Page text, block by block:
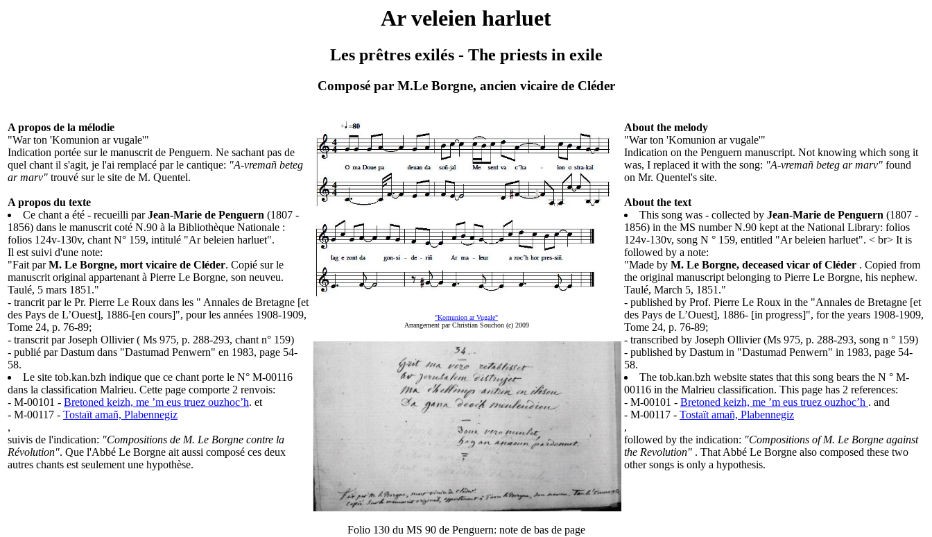
Ar veleien harluet
Les prêtres exilés - The priests in exile
Composé par M.Le Borgne, ancien vicaire de Cléder
A propos de la mélodie
"War ton 'Komunion ar vugale'"
Indication portée sur le manuscrit de Penguern. Ne sachant pas de
quel chant il s'agit, je l'ai remplacé par le cantique: "A-vremañ beteg
ar marv" trouvé sur le site de M. Quentel.
A propos du texte
Ce chant a été - recueilli parJean-Marie de Penguern (1807 -
1856) dans le manuscrit coté N.90 à la Bibliothèque Nationale :
folios 124v-130v, chant N° 159, intitulé "Ar beleien harluet".
Il est suivi d'une note:
"Fait parM. Le Borgne, mort vicaire de Cléder. Copié sur le
manuscrit original appartenant à Pierre Le Borgne, son neuveu.
Taulé, 5 mars 1851."
- trancrit par le Pr. Pierre Le Roux dans les " Annales de Bretagne [et
des Pays de L’Ouest], 1886-[en cours]", pour les années 1908-1909,
Tome 24, p. 76-89;
- transcrit par Joseph Ollivier ( Ms 975, p. 288-293, chant n° 159)
- publié par Dastum dans "Dastumad Penwern" en 1983, page 54-
58.
Le site tob.kan.bzh indique que ce chant porte le N° M-00116
dans la classification Malrieu. Cette page comporte 2 renvois:
- M-00101 - Bretoned keizh, me ’m eus truez ouzhoc’h. et
- M-00117 - Tostaït amañ, Plabennegiz
,
suivis de l'indication: "Compositions de M. Le Borgne contre la
Révolution". Que l'Abbé Le Borgne ait aussi composé ces deux
autres chants est seulement une hypothèse.
"Komunion ar Vugale"
Arrangement par Christian Souchon (c) 2009
Folio 130 du MS 90 de Penguern: note de bas de page
About the melody
"War ton 'Komunion ar vugale'"
Indication on the Penguern manuscript. Not knowing which song it
was, I replaced it with the song: "A-vremañ beteg ar marv" found
on Mr. Quentel's site.
About the text
This song was - collected by Jean-Marie de Penguern (1807 -
1856) in the MS number N.90 kept at the National Library: folios
124v-130v, song N ° 159, entitled "Ar beleien harluet". < br> It is
followed by a note:
"Made by M. Le Borgne, deceased vicar of Cléder . Copied from
the original manuscript belonging to Pierre Le Borgne, his nephew.
Taulé, March 5, 1851."
- published by Prof. Pierre Le Roux in the "Annales de Bretagne [et
des Pays de L’Ouest], 1886- [in progress]", for the years 1908-1909,
Tome 24, p. 76-89;
- transcribed by Joseph Ollivier (Ms 975, p. 288-293, song n ° 159)
- published by Dastum in "Dastumad Penwern" in 1983, page 54-
58.
The tob.kan.bzh website states that this song bears the N ° M-
00116 in the Malrieu classification. This page has 2 references:
- M-00101 - Bretoned keizh, me ’m eus truez ouzhoc’h . and
- M-00117 - Tostaït amañ, Plabennegiz
,
followed by the indication: "Compositions of M. Le Borgne against
the Revolution" . That Abbé Le Borgne also composed these two
other songs is only a hypothesis.